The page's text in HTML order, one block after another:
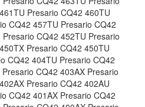
Presario CQ42 460TU
CQ42 457TU Presario CQ42
CQ42 452TU Presario
Presario CQ42 450TU
CQ42 404TU Presario CQ42
CQ42 403AX Presario
Presario CQ42 402AU
CQ42 401AX Presario CQ42